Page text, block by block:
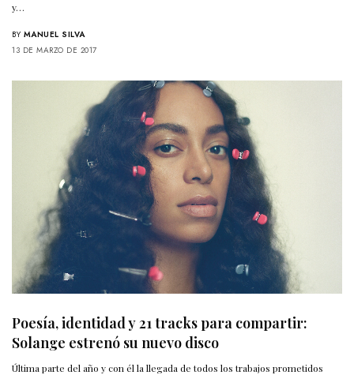
y…
BY MANUEL SILVA
13 DE MARZO DE 2017
Poesía, identidad y 21 tracks para compartir:
Solange estrenó su nuevo disco
Última parte del año y con él la llegada de todos los trabajos prometidos